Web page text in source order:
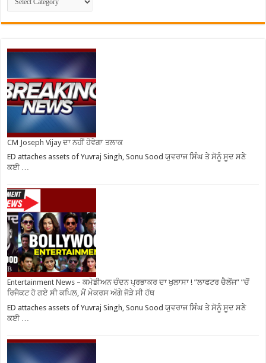
CM Joseph Vijay ਦਾ ਨਹੀਂ ਹੋਵੇਗਾ ਤਲਾਕ
ED attaches assets of Yuvraj Singh, Sonu Sood ਯੁਵਰਾਜ ਸਿੰਘ ਤੇ ਸੋਨੂੰ ਸੂਦ ਸਣੇ
ਕਈ …
Entertainment News – ਕਮੇਡੀਅਨ ਚੰਦਨ ਪ੍ਰਭਾਕਰ ਦਾ ਖੁਲਾਸਾ ! ”ਲਾਫਟਰ ਚੈਲੇਂਜ” ”ਚੋਂ
ਰਿਜੈਕਟ ਹੋ ਗਏ ਸੀ ਕਪਿਲ, ਮੈਂ ਮੇਕਰਸ ਅੱਗੇ ਜੋੜੇ ਸੀ ਹੱਥ
ED attaches assets of Yuvraj Singh, Sonu Sood ਯੁਵਰਾਜ ਸਿੰਘ ਤੇ ਸੋਨੂੰ ਸੂਦ ਸਣੇ
ਕਈ …